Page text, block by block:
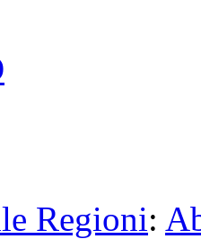
Regioni: